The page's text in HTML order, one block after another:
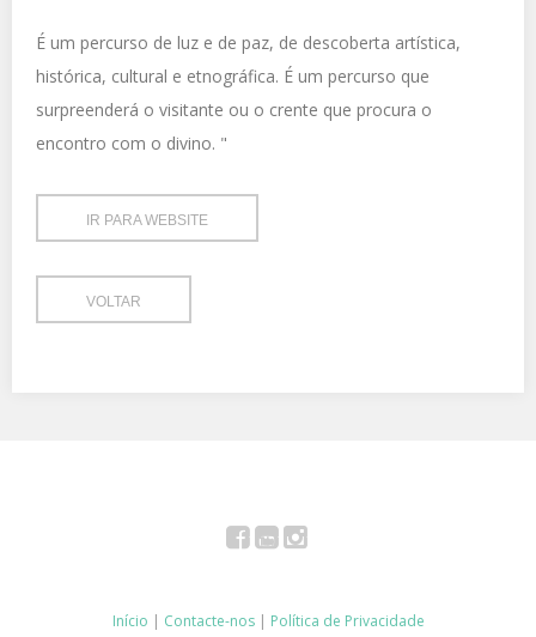
É um percurso de luz e de paz, de descoberta artística,
histórica, cultural e etnográfica. É um percurso que
surpreenderá o visitante ou o crente que procura o
encontro com o divino. "
IR PARA WEBSITE
VOLTAR
FacebookYouTube
Início | Contacte-nos| Política de Privacidade